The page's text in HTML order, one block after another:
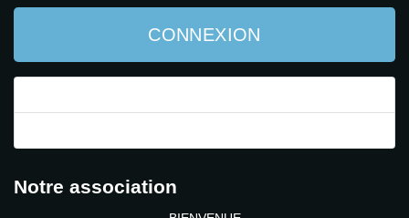
CONNEXION
Notre association